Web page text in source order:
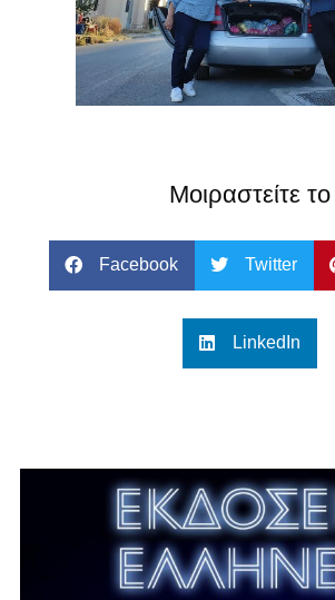
Μοιραστείτε το
Facebook Twitter
LinkedIn